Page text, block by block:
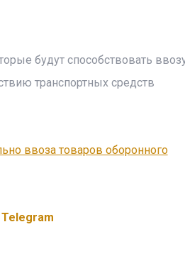
будут способствовать
транспортных средств
ввоза товаров оборонного
Telegram